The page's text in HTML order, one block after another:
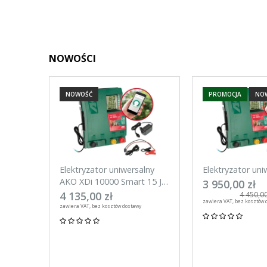
NOWOŚCI
Elektryzator uniwersalny
AKO XDi 10000 Smart 15 J
Aplikacja na telefon
4 135,00 zł
zawiera VAT, bez kosztów dostawy
NOWOŚĆ
Elektryzator
AKO XDi 15000
Aplikacja na
3 950,00 zł
4
zawiera VAT, bez kosztów
PROMOCJA